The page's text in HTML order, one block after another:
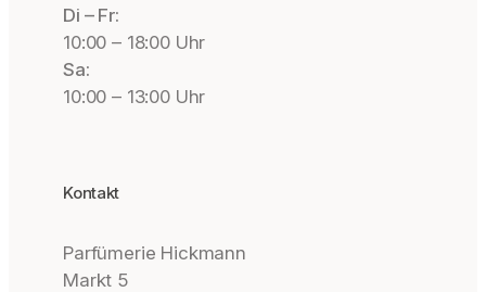
Di – Fr:
10:00 – 18:00 Uhr
Sa:
10:00 – 13:00 Uhr
Kontakt
Parfümerie Hickmann
Markt 5